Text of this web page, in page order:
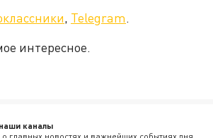
, Telegram.
интересное.
каналы